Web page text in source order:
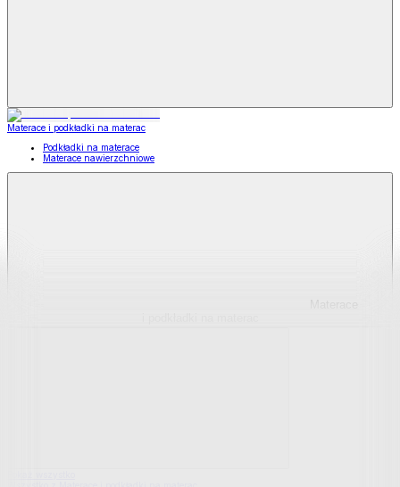
Materace i podkładki na materac
Podkładki na materace
Materace nawierzchniowe